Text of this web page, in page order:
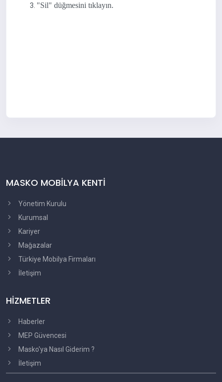
"Sil" düğmesini tıklayın.
MASKO MOBİLYA KENTİ
Yönetim Kurulu
Kurumsal
Kariyer
Mağazalar
Türkiye Mobilya Firmaları
İletişim
HİZMETLER
Haberler
MEP Güvencesi
Masko'ya Nasıl Giderim ?
İletişim